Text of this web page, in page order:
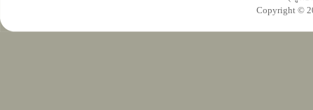
Copyright ©